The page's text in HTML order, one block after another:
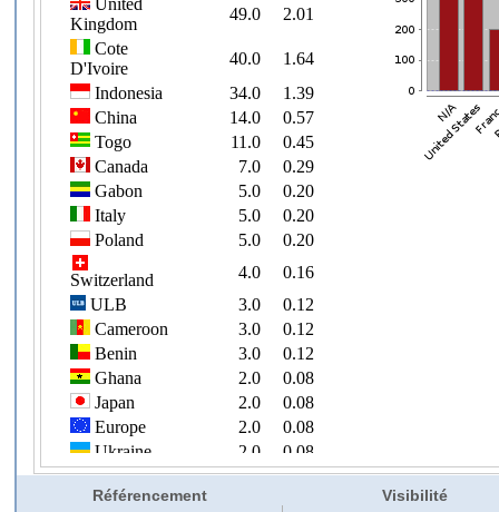
Référencement Visibilité